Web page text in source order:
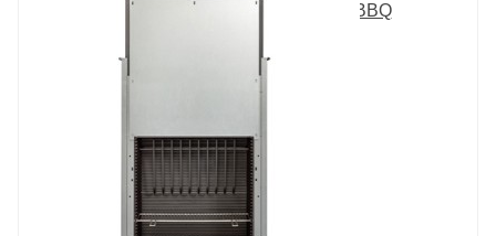
ULTIME D MF 800-75 WHE 1S BBQ